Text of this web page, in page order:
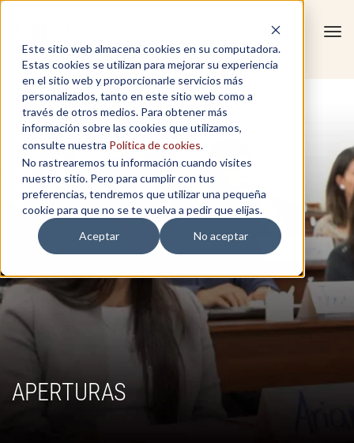
Este sitio web almacena cookies en su computadora.
Estas cookies se utilizan para mejorar su experiencia
en el sitio web y proporcionarle servicios más
personalizados, tanto en este sitio web como a
través de otros medios. Para obtener más
información sobre las cookies que utilizamos,
consulte nuestra Política de cookies.
No rastrearemos tu información cuando visites
nuestro sitio. Pero para cumplir con tus
preferencias, tendremos que utilizar una pequeña
cookie para que no se te vuelva a pedir que elijas.
Aceptar
No aceptar
APERTURAS